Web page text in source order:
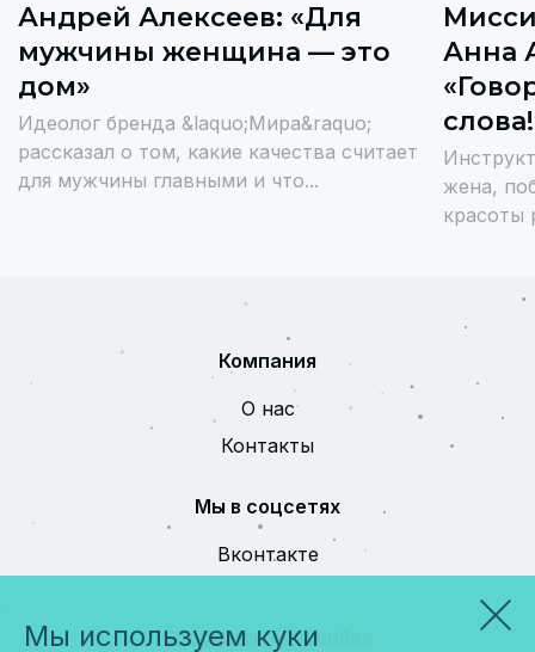
Андрей Алексеев: «Для
мужчины женщина — это
дом»
Идеолог бренда &laquo;Мира&raquo;
рассказал о том, какие качества считает
для мужчины главными и что...
Анна
жена,
красоты
Компания
О нас
Контакты
Мы в соцсетях
Вконтакте
Сообщить об ошибке
Мы используем куки